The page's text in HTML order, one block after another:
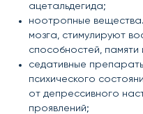
ацетальдегида;
ноотропные
мозга, стимулируют
способностей, памяти
седативные
психического
от депрессивного
проявлений;